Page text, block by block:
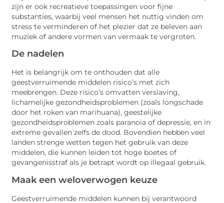
zijn er ook recreatieve toepassingen voor fijne
substanties, waarbij veel mensen het nuttig vinden om
stress te verminderen of het plezier dat ze beleven aan
muziek of andere vormen van vermaak te vergroten.
De nadelen
Het is belangrijk om te onthouden dat alle
geestverruimende middelen risico’s met zich
meebrengen. Deze risico’s omvatten verslaving,
lichamelijke gezondheidsproblemen (zoals longschade
door het roken van marihuana), geestelijke
gezondheidsproblemen zoals paranoia of depressie, en in
extreme gevallen zelfs de dood. Bovendien hebben veel
landen strenge wetten tegen het gebruik van deze
middelen, die kunnen leiden tot hoge boetes of
gevangenisstraf als je betrapt wordt op illegaal gebruik.
Maak een weloverwogen keuze
Geestverruimende middelen kunnen bij verantwoord